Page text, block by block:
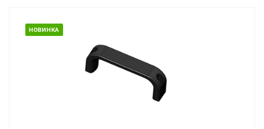
НОВИНКА